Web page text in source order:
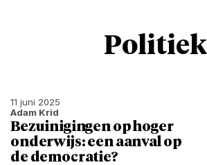
Politiek
11 juni 2025
Adam Krid
Bezuinigingen op hoger
onderwijs: een aanval op
de democratie?